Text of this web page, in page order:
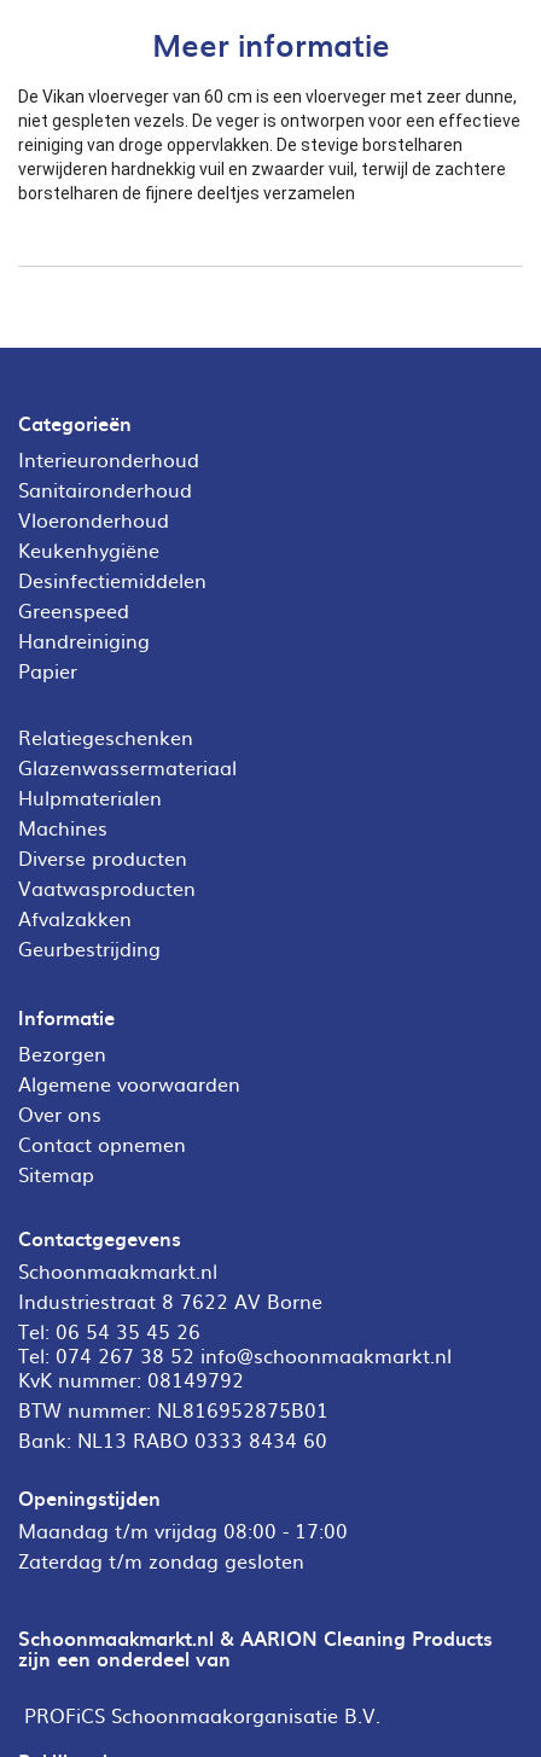
Meer informatie
De Vikan vloerveger van 60 cm is een vloerveger met zeer dunne,
niet gespleten vezels. De veger is ontworpen voor een effectieve
reiniging van droge oppervlakken. De stevige borstelharen
verwijderen hardnekkig vuil en zwaarder vuil, terwijl de zachtere
borstelharen de fijnere deeltjes verzamelen
Categorieën
Interieuronderhoud
Sanitaironderhoud
Vloeronderhoud
Keukenhygiëne
Desinfectiemiddelen
Greenspeed
Handreiniging
Papier
Relatiegeschenken
Glazenwassermateriaal
Hulpmaterialen
Machines
Diverse producten
Vaatwasproducten
Afvalzakken
Geurbestrijding
Informatie
Bezorgen
Algemene voorwaarden
Over ons
Contact opnemen
Sitemap
Contactgegevens
Schoonmaakmarkt.nl
Industriestraat 8 7622 AV Borne
Tel: 06 54 35 45 26
Tel: 074 267 38 52 info@schoonmaakmarkt.nl
KvK nummer: 08149792
BTW nummer: NL816952875B01
Bank: NL13 RABO 0333 8434 60
Openingstijden
Maandag t/m vrijdag 08:00 - 17:00
Zaterdag t/m zondag gesloten
Schoonmaakmarkt.nl & AARION Cleaning Products
zijn een onderdeel van
PROFiCS Schoonmaakorganisatie B.V.